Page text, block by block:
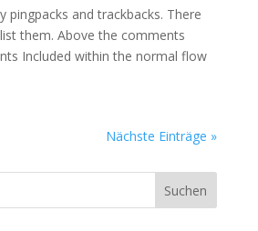
pingpacks and trackbacks. There
them. Above the comments
Included within the normal flow
Nächste Einträge »